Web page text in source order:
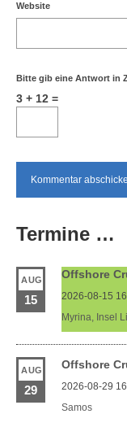
Website
Bitte gib eine Antwort in
3 + 12 =
Termine …
AUG
15
Offshore
2026-08-15
Myrina, Insel
AUG
29
Offshore
2026-08-29
Samos